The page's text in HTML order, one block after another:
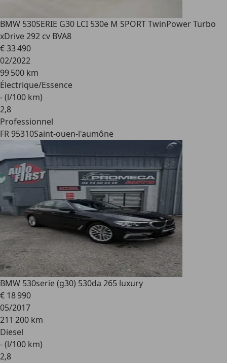
BMW 530SERIE G30 LCI 530e M SPORT TwinPower Turbo
xDrive 292 cv BVA8
€ 33 490
02/2022
99 500 km
Électrique/Essence
- (l/100 km)
2,8
Professionnel
FR 95310Saint-ouen-l'aumône
BMW 530serie (g30) 530da 265 luxury
€ 18 990
05/2017
211 200 km
Diesel
- (l/100 km)
2,8